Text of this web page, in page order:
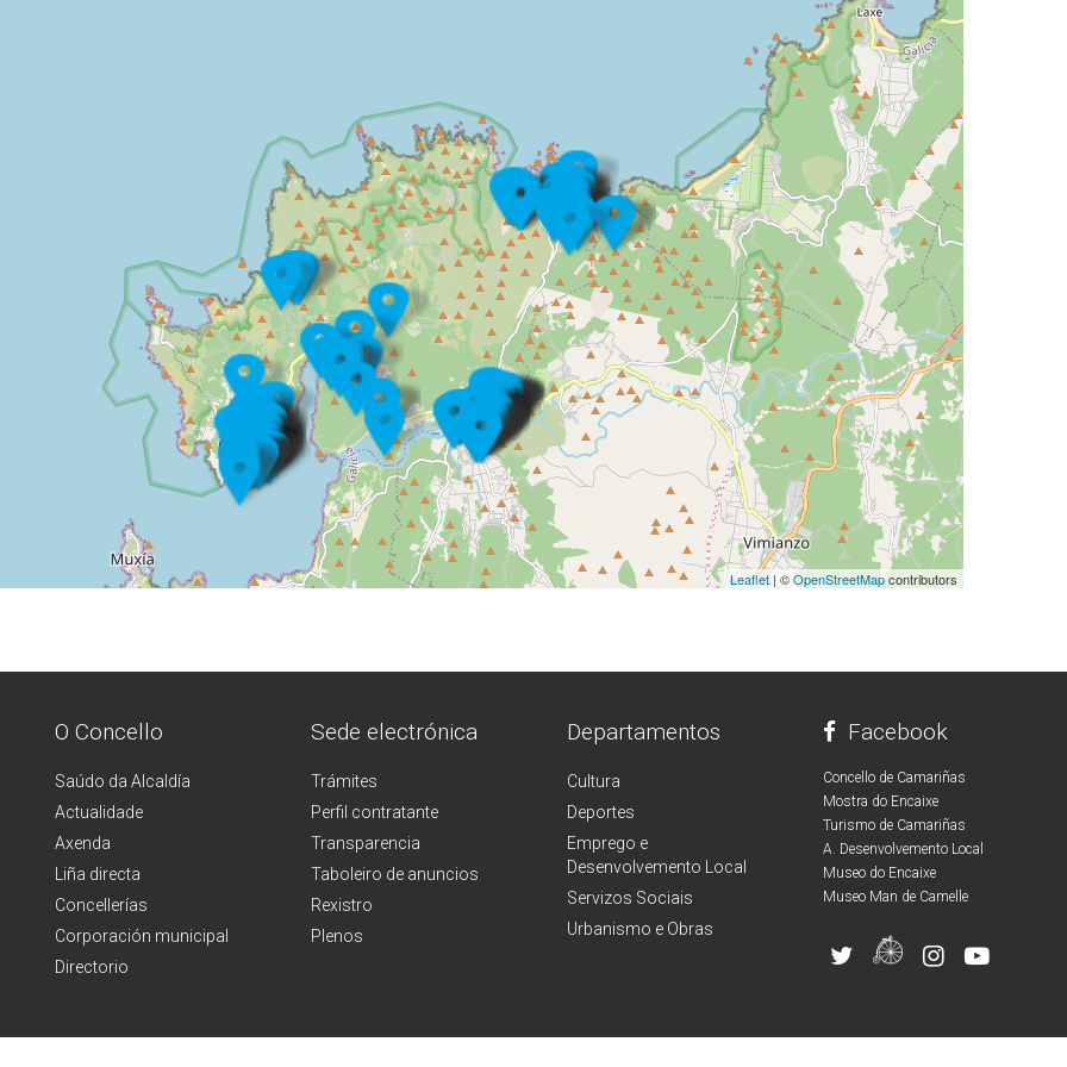
Leaflet | ©OpenStreetMapcontributors
O Concello
Saúdo da Alcaldía
Actualidade
Axenda
Liña directa
Concellerías
Corporación municipal
Directorio
Sede electrónica
Trámites
Perfil contratante
Transparencia
Taboleiro de anuncios
Rexistro
Plenos
Departamentos
Cultura
Deportes
Emprego e
Desenvolvemento Local
Servizos Sociais
Urbanismo e Obras
Facebook
Concello de Camariñas
Mostra do Encaixe
Turismo de Camariñas
A. Desenvolvemento Local
Museo do Encaixe
Museo Man de Camelle